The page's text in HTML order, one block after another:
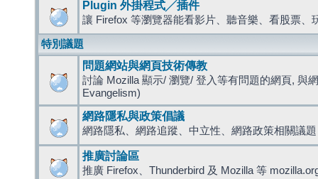
Plugin 外掛程式╱插件
讓 Firefox 等瀏覽器能看影片、聽音樂、看股票、
特別議題
問題網站與網頁技術傳教
討論 Mozilla 顯示/ 瀏覽/ 登入等有問題的網頁, 與
Evangelism)
網路隱私與政策倡議
網路隱私、網路追蹤、中立性、網路政策相關議題
推廣討論區
推廣 Firefox、Thunderbird 及 Mozilla 等